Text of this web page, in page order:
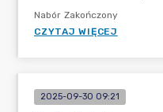
Nabór Zakończony
CZYTAJ WIĘCEJ
2025-09-30 09:21